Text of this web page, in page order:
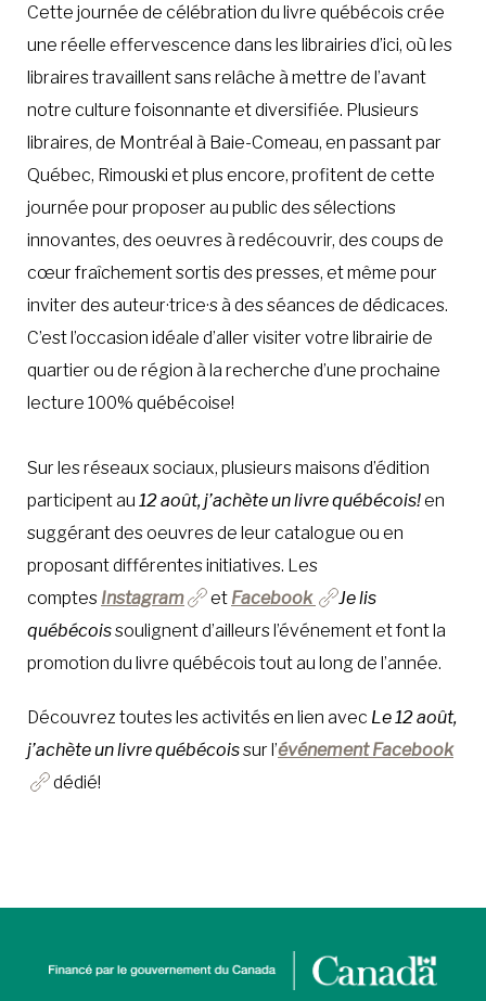
Cette journée de célébration du livre québécois crée
une réelle effervescence dans les librairies d’ici, où les
libraires travaillent sans relâche à mettre de l’avant
notre culture foisonnante et diversifiée. Plusieurs
libraires, de Montréal à Baie-Comeau, en passant par
Québec, Rimouski et plus encore, profitent de cette
journée pour proposer au public des sélections
innovantes, des oeuvres à redécouvrir, des coups de
cœur fraîchement sortis des presses, et même pour
inviter des auteur·trice·s à des séances de dédicaces.
C’est l’occasion idéale d’aller visiter votre librairie de
quartier ou de région à la recherche d’une prochaine
lecture 100% québécoise!
Sur les réseaux sociaux, plusieurs maisons d’édition
participent au 12 août, j’achète un livre québécois!en
suggérant des oeuvres de leur catalogue ou en
proposant différentes initiatives. Les
comptes Instagram et Facebook
Je lis
québécoissoulignent d’ailleurs l’événement et font la
promotion du livre québécois tout au long de l’année.
Découvrez toutes les activités en lien avec Le 12 août,
j’achète un livre québécoissur l’événement Facebook
dédié!